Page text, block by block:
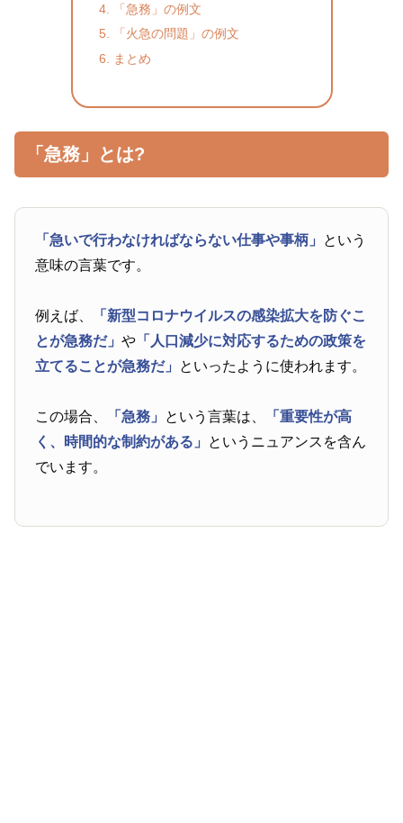
「急務」の例文
「火急の問題」の例文
まとめ
「急務」とは?
「急いで行わなければならない仕事や事柄」 という
意味の言葉です。
例えば、
「新型コロナウイルスの感染拡大を防ぐこ
とが急務だ」や 「人口減少に対応するための政策を
立てることが急務だ」 といったように使われます。
この場合、 「急務」 という言葉は、
「重要性が高
く、時間的な制約がある」 というニュアンスを含ん
でいます。